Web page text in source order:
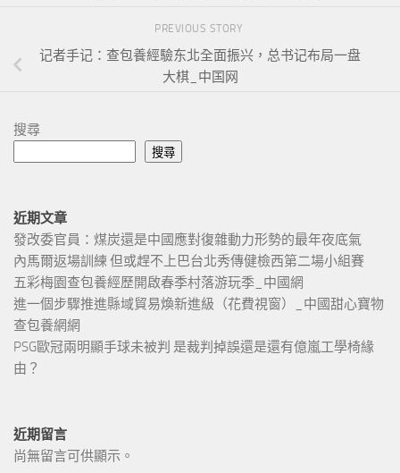
PREVIOUS STORY
记者手记：查包養經驗东北全面振兴，总书记布局一盘
大棋_中国网
搜尋
搜尋
近期文章
發改委官員：煤炭還是中國應對復雜動力形勢的最年夜底氣
內馬爾返場訓練 但或趕不上巴台北秀傳健檢西第二場小組賽
五彩梅園查包養經歷開啟春季村落游玩季_中國網
進一個步驟推進縣域貿易煥新進級（花費視窗）_中國甜心寶物
查包養網網
PSG歐冠兩明顯手球未被判 是裁判掉誤還是還有億嵐工學椅緣
由？
近期留言
尚無留言可供顯示。